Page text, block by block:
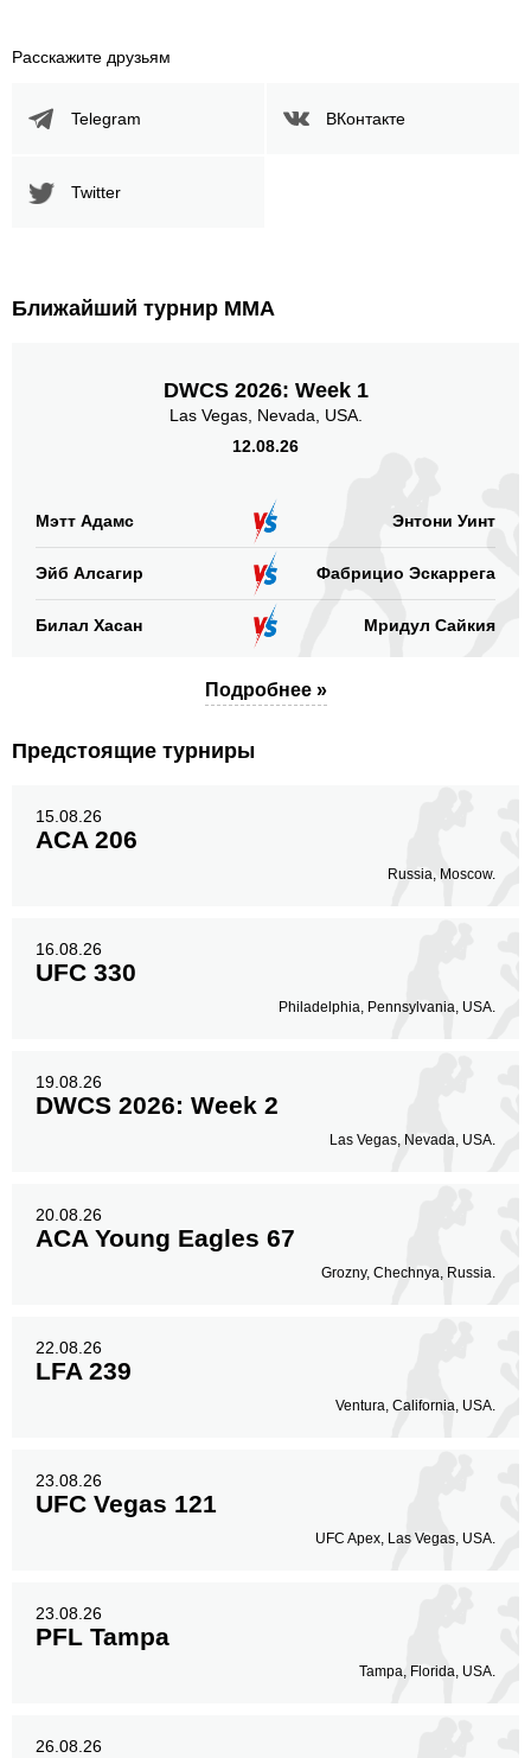
Расскажите друзьям
Telegram ВКонтакте
Twitter
Ближайший турнир ММА
DWCS 2026: Week 1
Las Vegas, Nevada, USA.
12.08.26
Мэтт Адамс Энтони Уинт
Эйб Алсагир Фабрицио Эскаррега
Билал Хасан Мридул Сайкия
Подробнее »
Предстоящие турниры
15.08.26
ACA 206
Russia, Moscow.
16.08.26
UFC 330
Philadelphia, Pennsylvania, USA.
19.08.26
DWCS 2026: Week 2
Las Vegas, Nevada, USA.
20.08.26
ACA Young Eagles 67
Grozny, Chechnya, Russia.
22.08.26
LFA 239
Ventura, California, USA.
23.08.26
UFC Vegas 121
UFC Apex, Las Vegas, USA.
23.08.26
PFL Tampa
Tampa, Florida, USA.
26.08.26